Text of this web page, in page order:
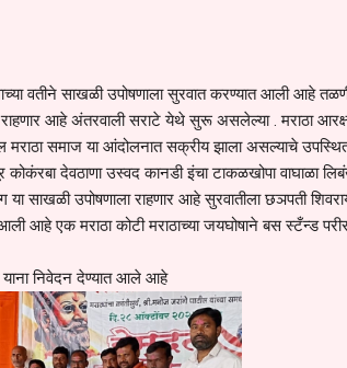
वतीने साखळी उपोषणाला सुरवात करण्यात आली आहे
राहणार आहे अंतरवाली सराटे येथे सुरू असलेल्या . मराठा
समाज या आंदोलनात सक्रीय झाला असल्याचे
देवठाणा उस्वद कानडी इंचा टाकळखोपा वाघाळा
साखळी उपोषणाला राहणार आहे सुरवातीला छञपती
आहे एक मराठा कोटी मराठाच्या जयघोषाने बस स्टँन्ड
याना निवेदन देण्यात आले आहे